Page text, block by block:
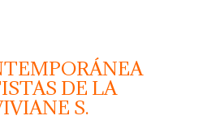
anys de l'escola taller de
DE LA
S.